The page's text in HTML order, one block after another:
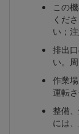
この
くだ
い；
排出
い。
作業
運転
整備
には